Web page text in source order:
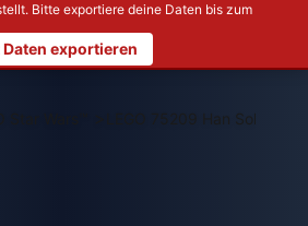
Bitte exportiere deine Daten bis zum
exportieren
LEGO 75209 Han Solo's